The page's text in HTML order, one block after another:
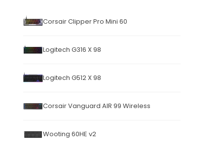
Corsair Clipper Pro Mini 60
Logitech G316 X 98
Logitech G512 X 98
Corsair Vanguard AIR 99 Wireless
Wooting 60HE v2